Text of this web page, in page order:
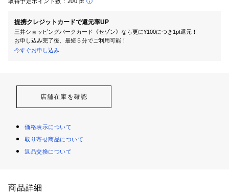
提携クレジットカードで還元率UP
三井ショッピングパークカード《セゾン》なら更に¥100につき1pt還元！
お申し込み完了後、最短５分でご利用可能！
今すぐお申し込み
店舗在庫を確認
価格表示について
取り寄せ商品について
返品交換について
商品詳細